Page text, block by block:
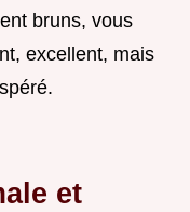
bruns, vous
excellent, mais
et